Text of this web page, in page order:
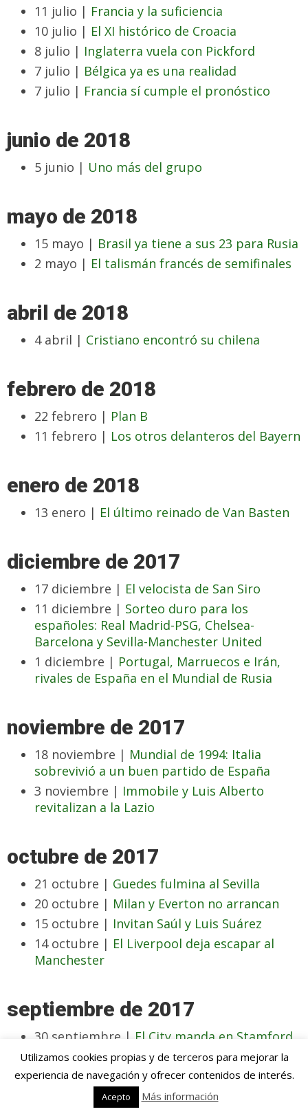
11 julio | Francia y la suficiencia
10 julio | El XI histórico de Croacia
8 julio | Inglaterra vuela con Pickford
7 julio | Bélgica ya es una realidad
7 julio | Francia sí cumple el pronóstico
junio de 2018
5 junio | Uno más del grupo
mayo de 2018
15 mayo | Brasil ya tiene a sus 23 para Rusia
2 mayo | El talismán francés de semifinales
abril de 2018
4 abril | Cristiano encontró su chilena
febrero de 2018
22 febrero | Plan B
11 febrero | Los otros delanteros del Bayern
enero de 2018
13 enero | El último reinado de Van Basten
diciembre de 2017
17 diciembre | El velocista de San Siro
11 diciembre | Sorteo duro para los
españoles: Real Madrid-PSG, Chelsea-
Barcelona y Sevilla-Manchester United
1 diciembre | Portugal, Marruecos e Irán,
rivales de España en el Mundial de Rusia
noviembre de 2017
18 noviembre | Mundial de 1994: Italia
sobrevivió a un buen partido de España
3 noviembre | Immobile y Luis Alberto
revitalizan a la Lazio
octubre de 2017
21 octubre | Guedes fulmina al Sevilla
20 octubre | Milan y Everton no arrancan
15 octubre | Invitan Saúl y Luis Suárez
14 octubre | El Liverpool deja escapar al
Manchester
septiembre de 2017
30 septiembre | El City manda en Stamford
Bridge
18 septiembre |Mayoral y Bale contra la
Utilizamos cookies propias y de terceros para mejorar la
experiencia de navegación y ofrecer contenidos de interés.
Acepto Más información